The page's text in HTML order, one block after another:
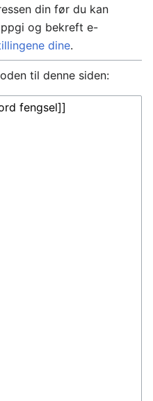
din før du kan
og bekreft e-
dine.
til denne siden: